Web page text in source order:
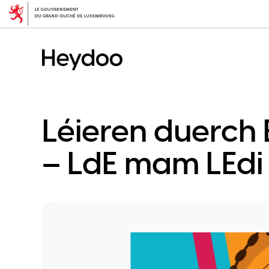
Léieren
– LdE mam LEdi